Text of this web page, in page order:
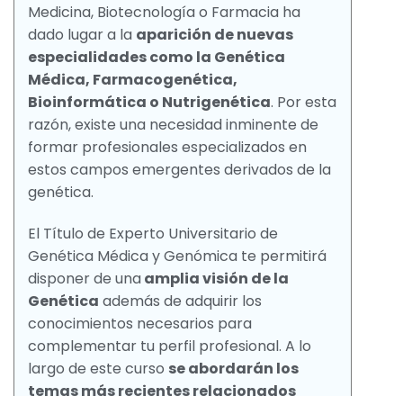
Medicina, Biotecnología o Farmacia ha
dado lugar a la aparición de nuevas
especialidades como la Genética
Médica, Farmacogenética,
Bioinformática o Nutrigenética. Por esta
razón, existe una necesidad inminente de
formar profesionales especializados en
estos campos emergentes derivados de la
genética.
El Título de Experto Universitario de
Genética Médica y Genómica te permitirá
disponer de unaamplia visión de la
Genética además de adquirir los
conocimientos necesarios para
complementar tu perfil profesional. A lo
largo de este curso se abordarán los
temas más recientes relacionados